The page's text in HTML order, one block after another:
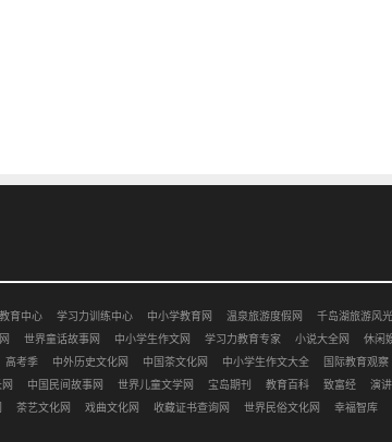
育中心 学习力训练中心 中小学教育网 温泉旅游度假网 千岛湖旅游风光
世界童话故事网 中小学生作文网 学习力教育专家 小说大全网 休闲
高考季 中外历史文化网 中国茶文化网 中小学生作文大全 国际教育观察
中国民间故事网 世界儿童文学网 宝岛期刊 教育百科 致富经 演
茶艺文化网 戏曲文化网 收藏证书查询网 世界民俗文化网 幸福智库